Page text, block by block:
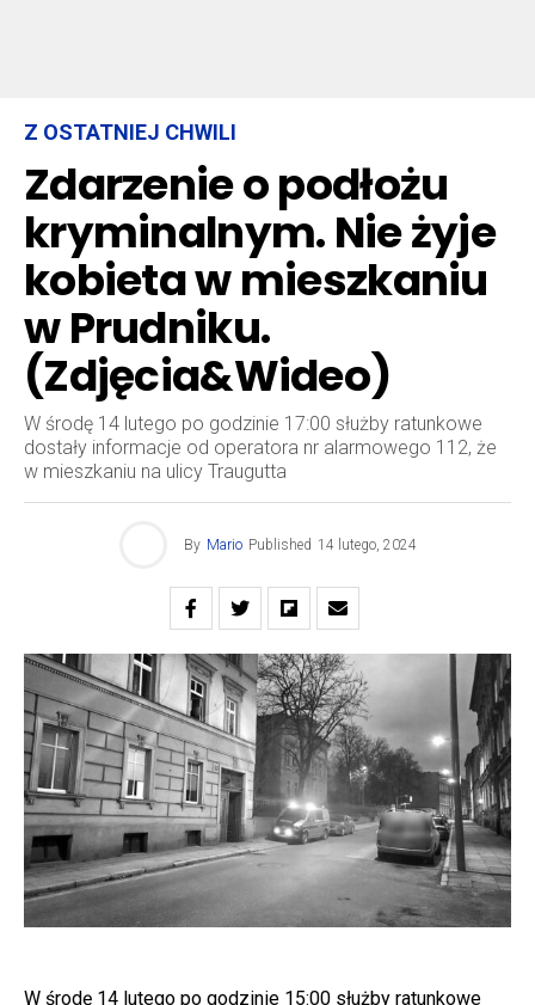
Z OSTATNIEJ CHWILI
Zdarzenie o podłożu
kryminalnym. Nie żyje
kobieta w mieszkaniu
w Prudniku.
(Zdjęcia&Wideo)
W środę 14 lutego po godzinie 17:00 służby ratunkowe
dostały informacje od operatora nr alarmowego 112, że
w mieszkaniu na ulicy Traugutta
By Mario Published 14 lutego, 2024
W środę 14 lutego po godzinie 15:00 służby ratunkowe